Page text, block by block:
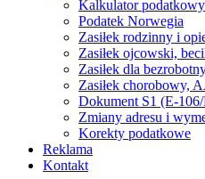
Kalkulator podatkowy
Podatek Norwegia
Zasiłek rodzinny i
Zasiłek ojcowski,
Zasiłek dla
Zasiłek chorobowy,
Dokument S1 (E-
Zmiany adresu i
Korekty podatkowe
Reklama
Kontakt